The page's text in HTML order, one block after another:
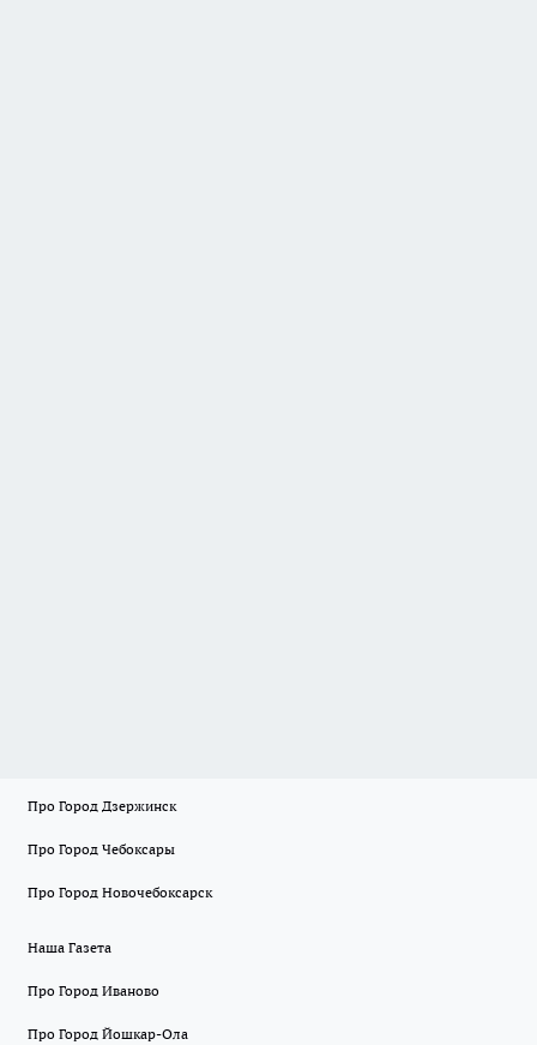
Про Город Дзержинск
Про Город Чебоксары
Про Город Новочебоксарск
Наша Газета
Про Город Иваново
Про Город Йошкар-Ола